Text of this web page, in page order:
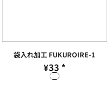
袋入れ加工 FUKUROIRE-1
¥33 *